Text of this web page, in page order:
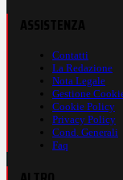
Contatti
La Redazione
Nota Legale
Gestione
Cookie Policy
Privacy Policy
Cond. Generali
Faq